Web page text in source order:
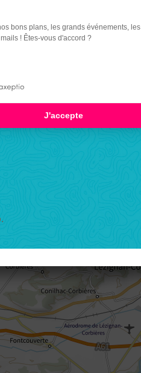
bons plans, les grands événements, les
! Êtes-vous d'accord ?
J'accepte